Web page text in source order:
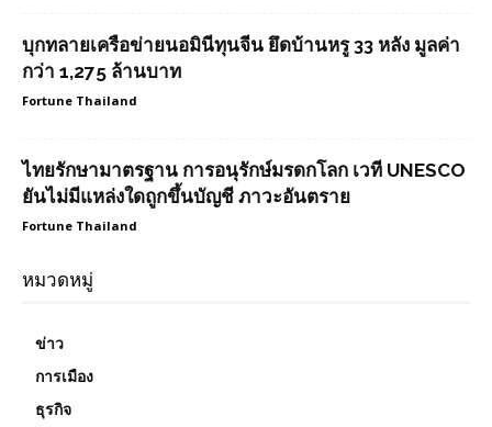
บุกทลายเครือข่ายนอมินีทุนจีน ยึดบ้านหรู 33 หลัง มูลค่า
กว่า 1,275 ล้านบาท
Fortune Thailand
ไทยรักษามาตรฐาน การอนุรักษ์มรดกโลก เวที UNESCO
ยันไม่มีแหล่งใดถูกขึ้นบัญชี ภาวะอันตราย
Fortune Thailand
หมวดหมู่
ข่าว
การเมือง
ธุรกิจ